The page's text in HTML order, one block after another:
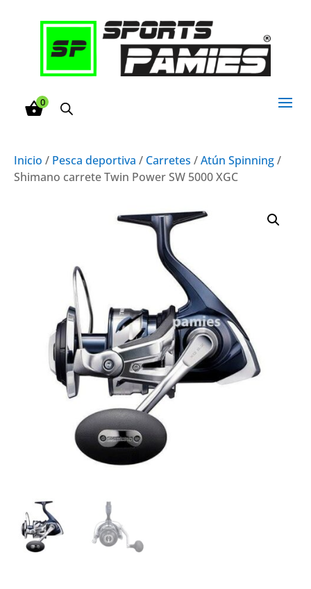
0
Inicio / Pesca deportiva / Carretes /Atún Spinning/
Shimano carrete Twin Power SW 5000 XGC